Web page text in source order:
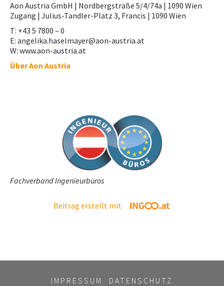
Aon Austria GmbH | Nordbergstraße 5/4/74a | 1090 Wien
Zugang | Julius-Tandler-Platz 3, Francis | 1090 Wien
T: +43 5 7800 – 0
E: angelika.haselmayer@aon-austria.at
W: www.aon-austria.at
Über Aon Austria
Fachverband Ingenieurbüros
Beitrag erstellt mit
IMPRESSUM DATENSCHUTZ